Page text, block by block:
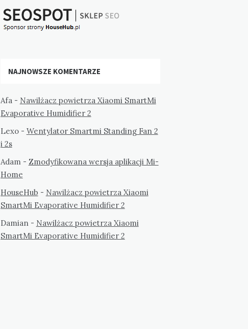
NAJNOWSZE KOMENTARZE
Afa - Nawilżacz powietrza Xiaomi SmartMi
Evaporative Humidifier 2
Lexo- Wentylator Smartmi Standing Fan 2
i 2s
Adam - Zmodyfikowana wersja aplikacji Mi-
Home
HouseHub - Nawilżacz powietrza Xiaomi
SmartMi Evaporative Humidifier 2
Damian - Nawilżacz powietrza Xiaomi
SmartMi Evaporative Humidifier 2